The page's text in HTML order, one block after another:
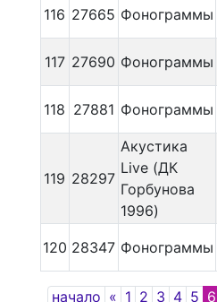
116 27665 Фонограммы
117 27690 Фонограммы
118 27881 Фонограммы
119 28297
Акустика
Live (ДК
Горбунова
1996)
120 28347 Фонограммы
начало « Previous
1 2 3 4 5 6